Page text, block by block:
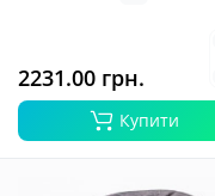
2231.00 грн.
Купити